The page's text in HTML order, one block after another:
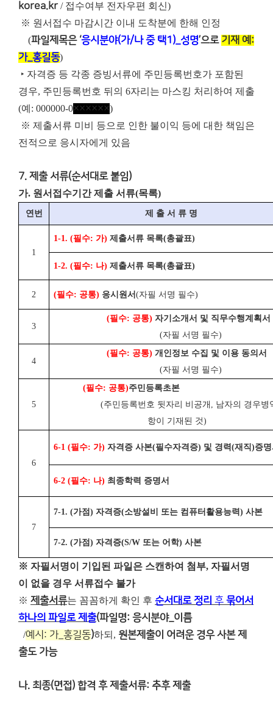
korea.kr / 접수여부 전자우편 회신)
※ 원서접수 마감시간 이내 도착분에 한해 인정
(파일제목은 ‘응시분야(가/나 중 택1)_성명’으로 기재 예:
가_홍길동)
‣ 자격증 등 각종 증빙서류에 주민등록번호가 포함된
경우, 주민등록번호 뒤의 6자리는 마스킹 처리하여 제출
(예: 000000-0××××××)
※ 제출서류 미비 등으로 인한 불이익 등에 대한 책임은
전적으로 응시자에게 있음
7. 제출 서류(순서대로 붙임)
가. 원서접수기간 제출 서류(목록)
연번 제 출 서 류 명
1
1-1. (필수:가)제출서류 목록(총괄표)
1-2. (필수: 나)제출서류 목록(총괄표)
2 (필수: 공통) 응시원서(자필 서명 필수)
3
(필수: 공통)자기소개서 및 직무수행계획서
(자필 서명 필수)
4
(필수: 공통)개인정보 수집 및 이용 동의서
(자필 서명 필수)
5
(필수: 공통)주민등록초본
(주민등록번호 뒷자리 비공개 , 남자의 경우병
항이 기재된 것)
6
6-1 (필수:가)자격증 사본(필수자격증) 및 경력(재직)증
6-2 (필수: 나) 최종학력 증명서
7
7-1. (가점)자격증(소방설비 또는 컴퓨터활용능력)사본
7-2. (가점)자격증(S/W 또는 어학)사본
※ 자필서명이 기입된 파일은 스캔하여 첨부, 자필서명
이 없을 경우 서류접수 불가
※ 제출서류는 꼼꼼하게 확인 후 순서대로 정리 후 묶어서
하나의 파일로 제출(파일명: 응시분야_이름
/예시: 가_홍길동)하되, 원본제출이 어려운 경우 사본 제
출도 가능
나. 최종(면접) 합격 후 제출서류: 추후 제출